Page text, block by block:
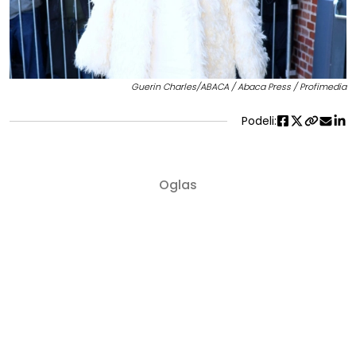
Guerin Charles/ABACA / Abaca Press / Profimedia
Podeli: